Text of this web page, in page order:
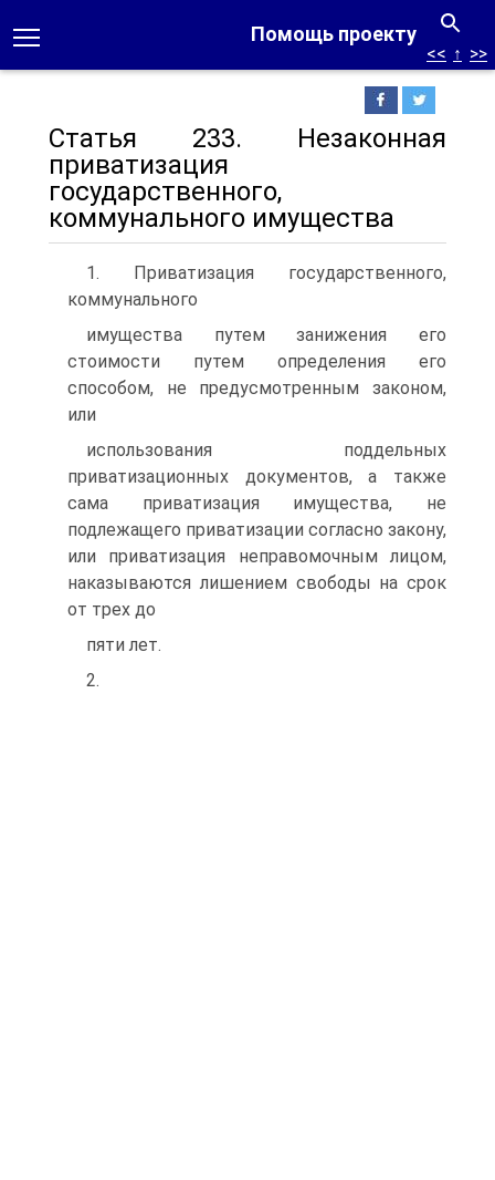
Помощь проекту
<< ↑ >>
Статья 233. Незаконная
приватизация
государственного,
коммунального имущества
1. Приватизация государственного,
коммунального
имущества путем занижения его
стоимости путем определения его
способом, не предусмотренным законом,
или
использования поддельных
приватизационных документов, а также
сама приватизация имущества, не
подлежащего приватизации согласно закону,
или приватизация неправомочным лицом,
наказываются лишением свободы на срок
от трех до
пяти лет.
2.